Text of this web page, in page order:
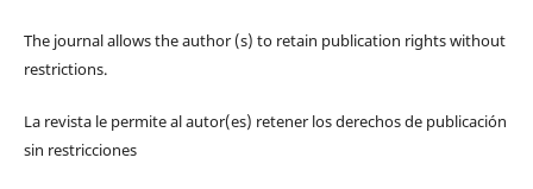
The journal allows the author (s) to retain publication rights without
restrictions.
La revista le permite al autor(es) retener los derechos de publicación
sin restricciones